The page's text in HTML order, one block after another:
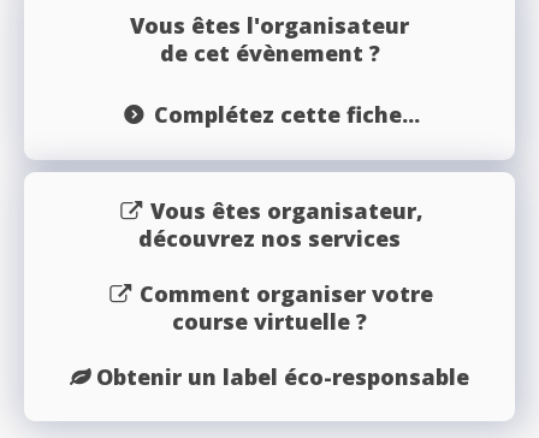
Vous êtes l'organisateur
de cet évènement ?
Complétez cette fiche...
Vous êtes organisateur,
découvrez nos services
Comment organiser votre
course virtuelle ?
Obtenir un label éco-responsable